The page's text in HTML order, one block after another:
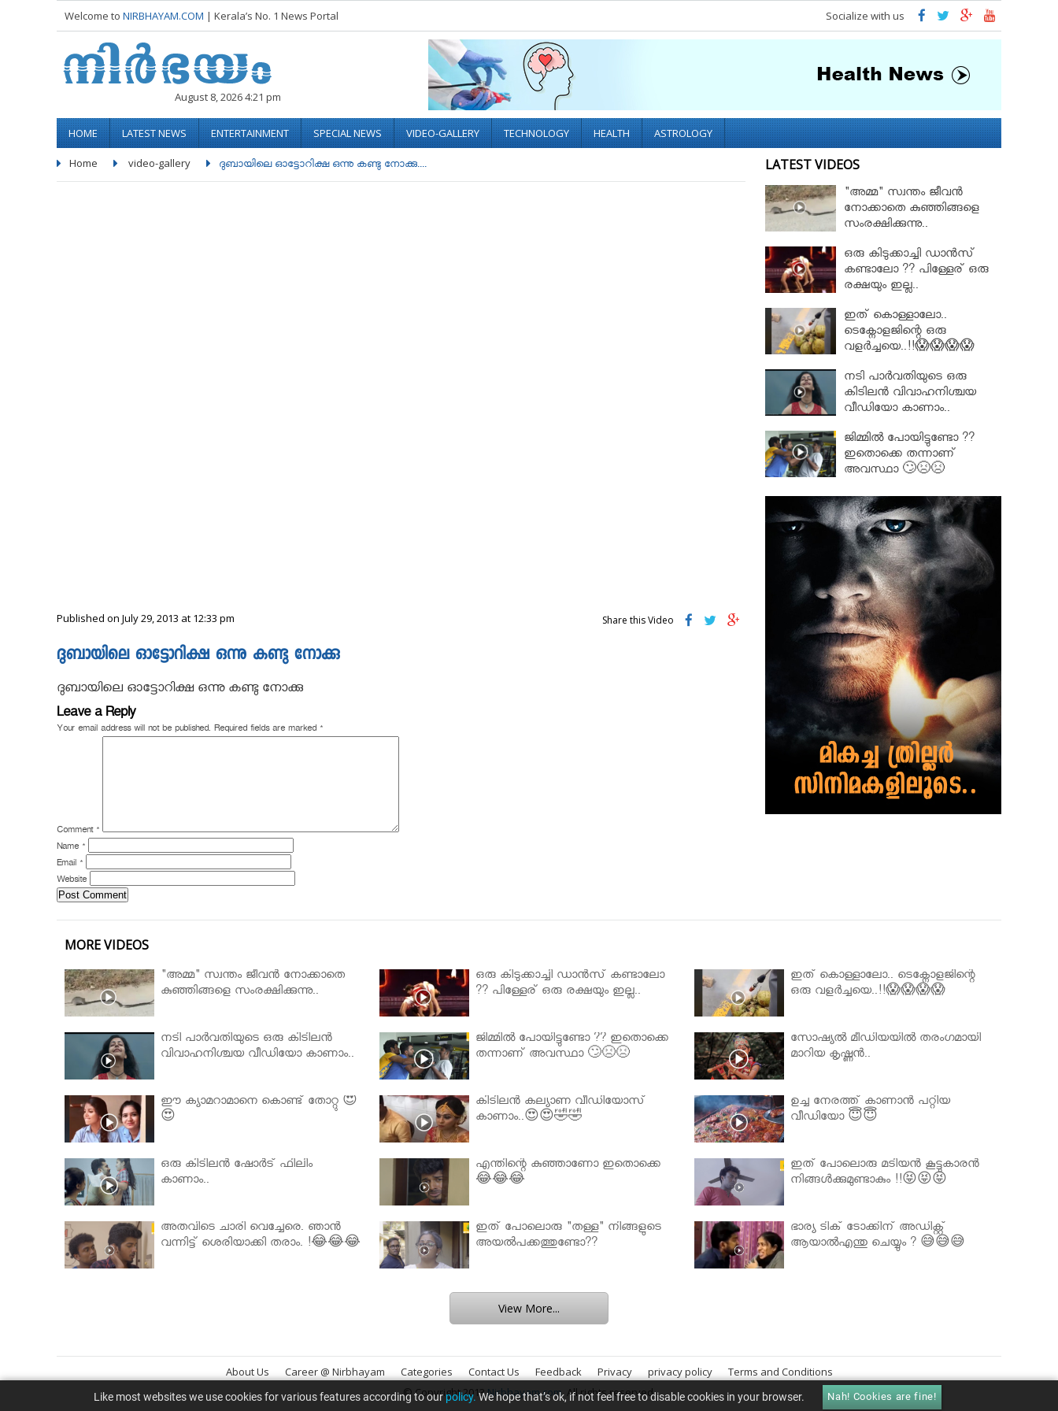
Welcome to NIRBHAYAM.COM | Kerala’s No. 1 News Portal Socialize with us
August 8, 2026 4:21 pm
HOME LATEST NEWS ENTERTAINMENT SPECIAL NEWS VIDEO-GALLERY TECHNOLOGY HEALTH ASTROLOGY
Home video-gallery ദുബായിലെ ഓട്ടോറിക്ഷ ഒന്നു കണ്ടു നോക്കു....
Published on July 29, 2013 at 12:33 pm Share this Video
ദുബായിലെ ഓട്ടോറിക്ഷ ഒന്നു കണ്ടു നോക്കു
ദുബായിലെ ഓട്ടോറിക്ഷ ഒന്നു കണ്ടു നോക്കു
Leave a Reply
Your email address will not be published. Required fields are marked *
Comment *
Name *
Email *
Website
LATEST VIDEOS
"അമ്മ" സ്വന്തം ജീവൻ
നോക്കാതെ കുഞ്ഞിങ്ങളെ
സംരക്ഷിക്കുന്നു..
ഒരു കിടുക്കാച്ചി ഡാൻസ്
കണ്ടാലോ ?? പിള്ളേര് ഒരു
രക്ഷയും ഇല്ല..
ഇത് കൊള്ളാലോ..
ടെക്നോളജിന്റെ ഒരു
വളർച്ചയെ..!!😱😱😱😱
നടി പാർവതിയുടെ ഒരു
കിടിലൻ വിവാഹനിശ്ചയ
വീഡിയോ കാണാം..
ജിമ്മിൽ പോയിട്ടുണ്ടോ ??
ഇതൊക്കെ തന്നാണ്
അവസ്ഥാ 🙄😣😣
MORE VIDEOS
"അമ്മ" സ്വന്തം ജീവൻ നോക്കാതെ
കുഞ്ഞിങ്ങളെ സംരക്ഷിക്കുന്നു..
ഒരു കിടുക്കാച്ചി ഡാൻസ് കണ്ടാലോ
?? പിള്ളേര് ഒരു രക്ഷയും ഇല്ല..
ഇത് കൊള്ളാലോ.. ടെക്നോളജിന്റെ
ഒരു വളർച്ചയെ..!!😱😱😱😱
നടി പാർവതിയുടെ ഒരു കിടിലൻ
വിവാഹനിശ്ചയ വീഡിയോ കാണാം..
ജിമ്മിൽ പോയിട്ടുണ്ടോ ?? ഇതൊക്കെ
തന്നാണ് അവസ്ഥാ 🙄😣😣
സോഷ്യൽ മീഡിയയിൽ തരംഗമായി
മാറിയ കൃഷ്ണൻ..
ഈ ക്യാമറാമാനെ കൊണ്ട് തോറ്റു 😍
😍
കിടിലൻ കല്യാണ വീഡിയോസ്
കാണാം..😍😍🤣🤣
ഉച്ച നേരത്ത് കാണാൻ പറ്റിയ
വീഡിയോ 😇😇
ഒരു കിടിലൻ ഷോർട് ഫിലിം
കാണാം..
എന്തിന്റെ കുഞ്ഞാണോ ഇതൊക്കെ
😂😂😂
ഇത് പോലൊരു മടിയൻ കൂട്ടുകാരൻ
നിങ്ങൾക്കുമുണ്ടാകും !!😝😝😝
അതവിടെ ചാരി വെച്ചേരെ. ഞാൻ
വന്നിട്ട് ശെരിയാക്കി തരാം. !😂😂😂
ഇത് പോലൊരു "തള്ള" നിങ്ങളുടെ
അയല്‍പക്കത്തുണ്ടോ??
ഭാര്യ ടിക് ടോക്കിന് അഡിക്റ്റ്
ആയാൽഎന്തു ചെയ്യും ? 😅😅😅
View More...
About Us Career @ Nirbhayam Categories Contact Us Feedback Privacy privacy policy
Terms and Conditions
© Copyright 2013Nirbhayam.com. All rights reserved.
Like most websites we use cookies for various features according to ourpolicy.We hope that’s ok, if not feel free to disable cookies in your browser. Nah! Cookies are fine!